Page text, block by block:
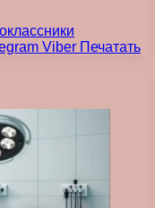
Viber Печатать